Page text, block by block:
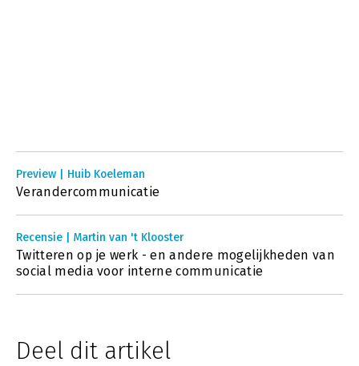
Preview | Huib Koeleman
Verandercommunicatie
Recensie | Martin van 't Klooster
Twitteren op je werk - en andere mogelijkheden van
social media voor interne communicatie
Deel dit artikel